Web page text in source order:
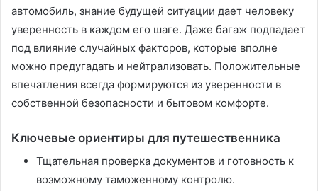
автомобиль, знание будущей ситуации дает человеку
уверенность в каждом его шаге. Даже багаж подпадает
под влияние случайных факторов, которые вполне
можно предугадать и нейтрализовать. Положительные
впечатления всегда формируются из уверенности в
собственной безопасности и бытовом комфорте.
Ключевые ориентиры для путешественника
Тщательная проверка документов и готовность к
возможному таможенному контролю.